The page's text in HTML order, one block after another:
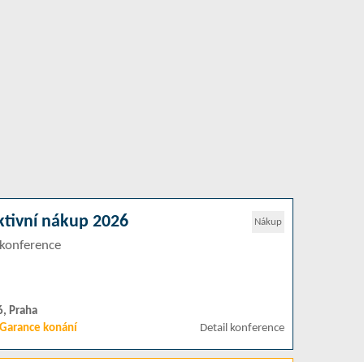
nákup 2026
Praha
konání
Nákup
Detail konference